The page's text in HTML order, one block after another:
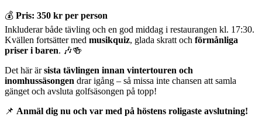
💰 Pris: 350 kr per person
Inkluderar både tävling och en god middag i restaurangen kl. 17:30.
Kvällen fortsätter med musikquiz, glada skratt och förmånliga
priser i baren. 🎶🍻
Det här ärsista tävlingen innan vintertouren och
inomhussäsongen drar igång – så missa inte chansen att samla
gänget och avsluta golfsäsongen på topp!
📌 Anmäl dig nu och var med på höstens roligaste avslutning!